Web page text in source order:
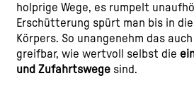
holprige Wege, es rumpelt
Erschütterung spürt man bis in
Körpers. So unangenehm das
greifbar, wie wertvoll selbst die
und Zufahrtswegesind.